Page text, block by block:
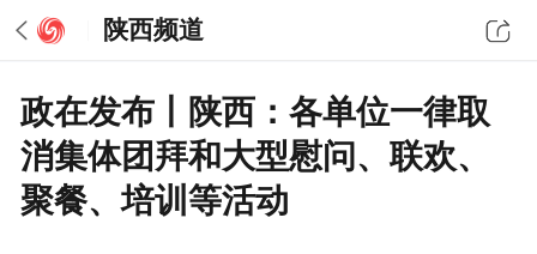
陕西频道
政在发布丨陕西：各单位一律取
消集体团拜和大型慰问、联欢、
聚餐、培训等活动